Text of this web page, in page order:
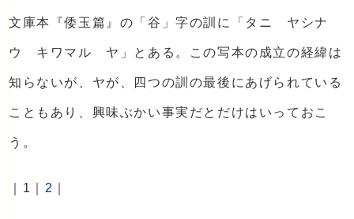
文庫本『倭玉篇』の「谷」字の訓に「タニ ヤシナ
ウ キワマル ヤ」とある。この写本の成立の経緯は
知らないが、ヤが、四つの訓の最後にあげられている
こともあり、興味ぶかい事実だとだけはいっておこ
う。
｜1｜ 2